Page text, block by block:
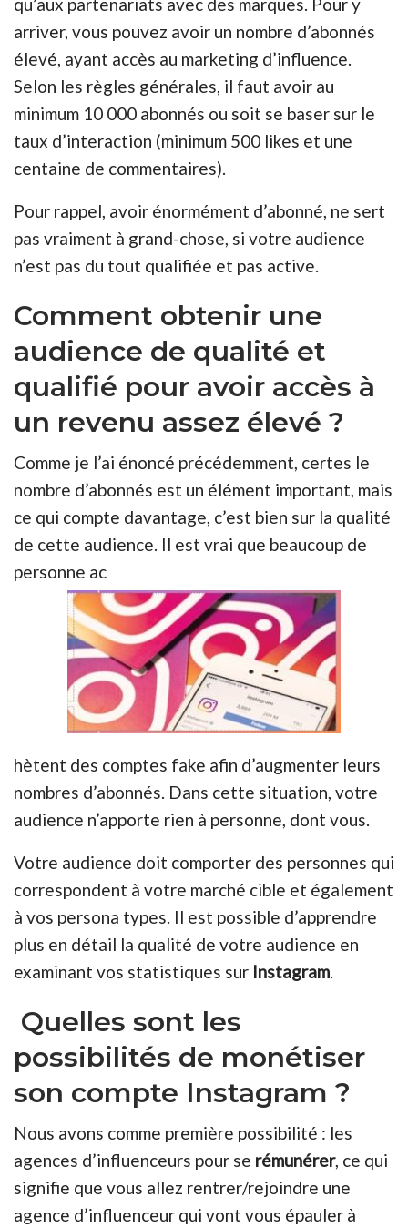
qu’aux partenariats avec des marques. Pour y
arriver, vous pouvez avoir un nombre d’abonnés
élevé, ayant accès au marketing d’influence.
Selon les règles générales, il faut avoir au
minimum 10 000 abonnés ou soit se baser sur le
taux d’interaction (minimum 500 likes et une
centaine de commentaires).
Pour rappel, avoir énormément d’abonné, ne sert
pas vraiment à grand-chose, si votre audience
n’est pas du tout qualifiée et pas active.
Comment obtenir une
audience de qualité et
qualifié pour avoir accès à
un revenu assez élevé ?
Comme je l’ai énoncé précédemment, certes le
nombre d’abonnés est un élément important, mais
ce qui compte davantage, c’est bien sur la qualité
de cette audience. Il est vrai que beaucoup de
personne ac
hètent des comptes fake afin d’augmenter leurs
nombres d’abonnés. Dans cette situation, votre
audience n’apporte rien à personne, dont vous.
Votre audience doit comporter des personnes qui
correspondent à votre marché cible et également
à vos persona types. Il est possible d’apprendre
plus en détail la qualité de votre audience en
examinant vos statistiques sur Instagram.
Quelles sont les
possibilités de monétiser
son compte Instagram ?
Nous avons comme première possibilité : les
agences d’influenceurs pour se rémunérer, ce qui
signifie que vous allez rentrer/rejoindre une
agence d’influenceur qui vont vous épauler à